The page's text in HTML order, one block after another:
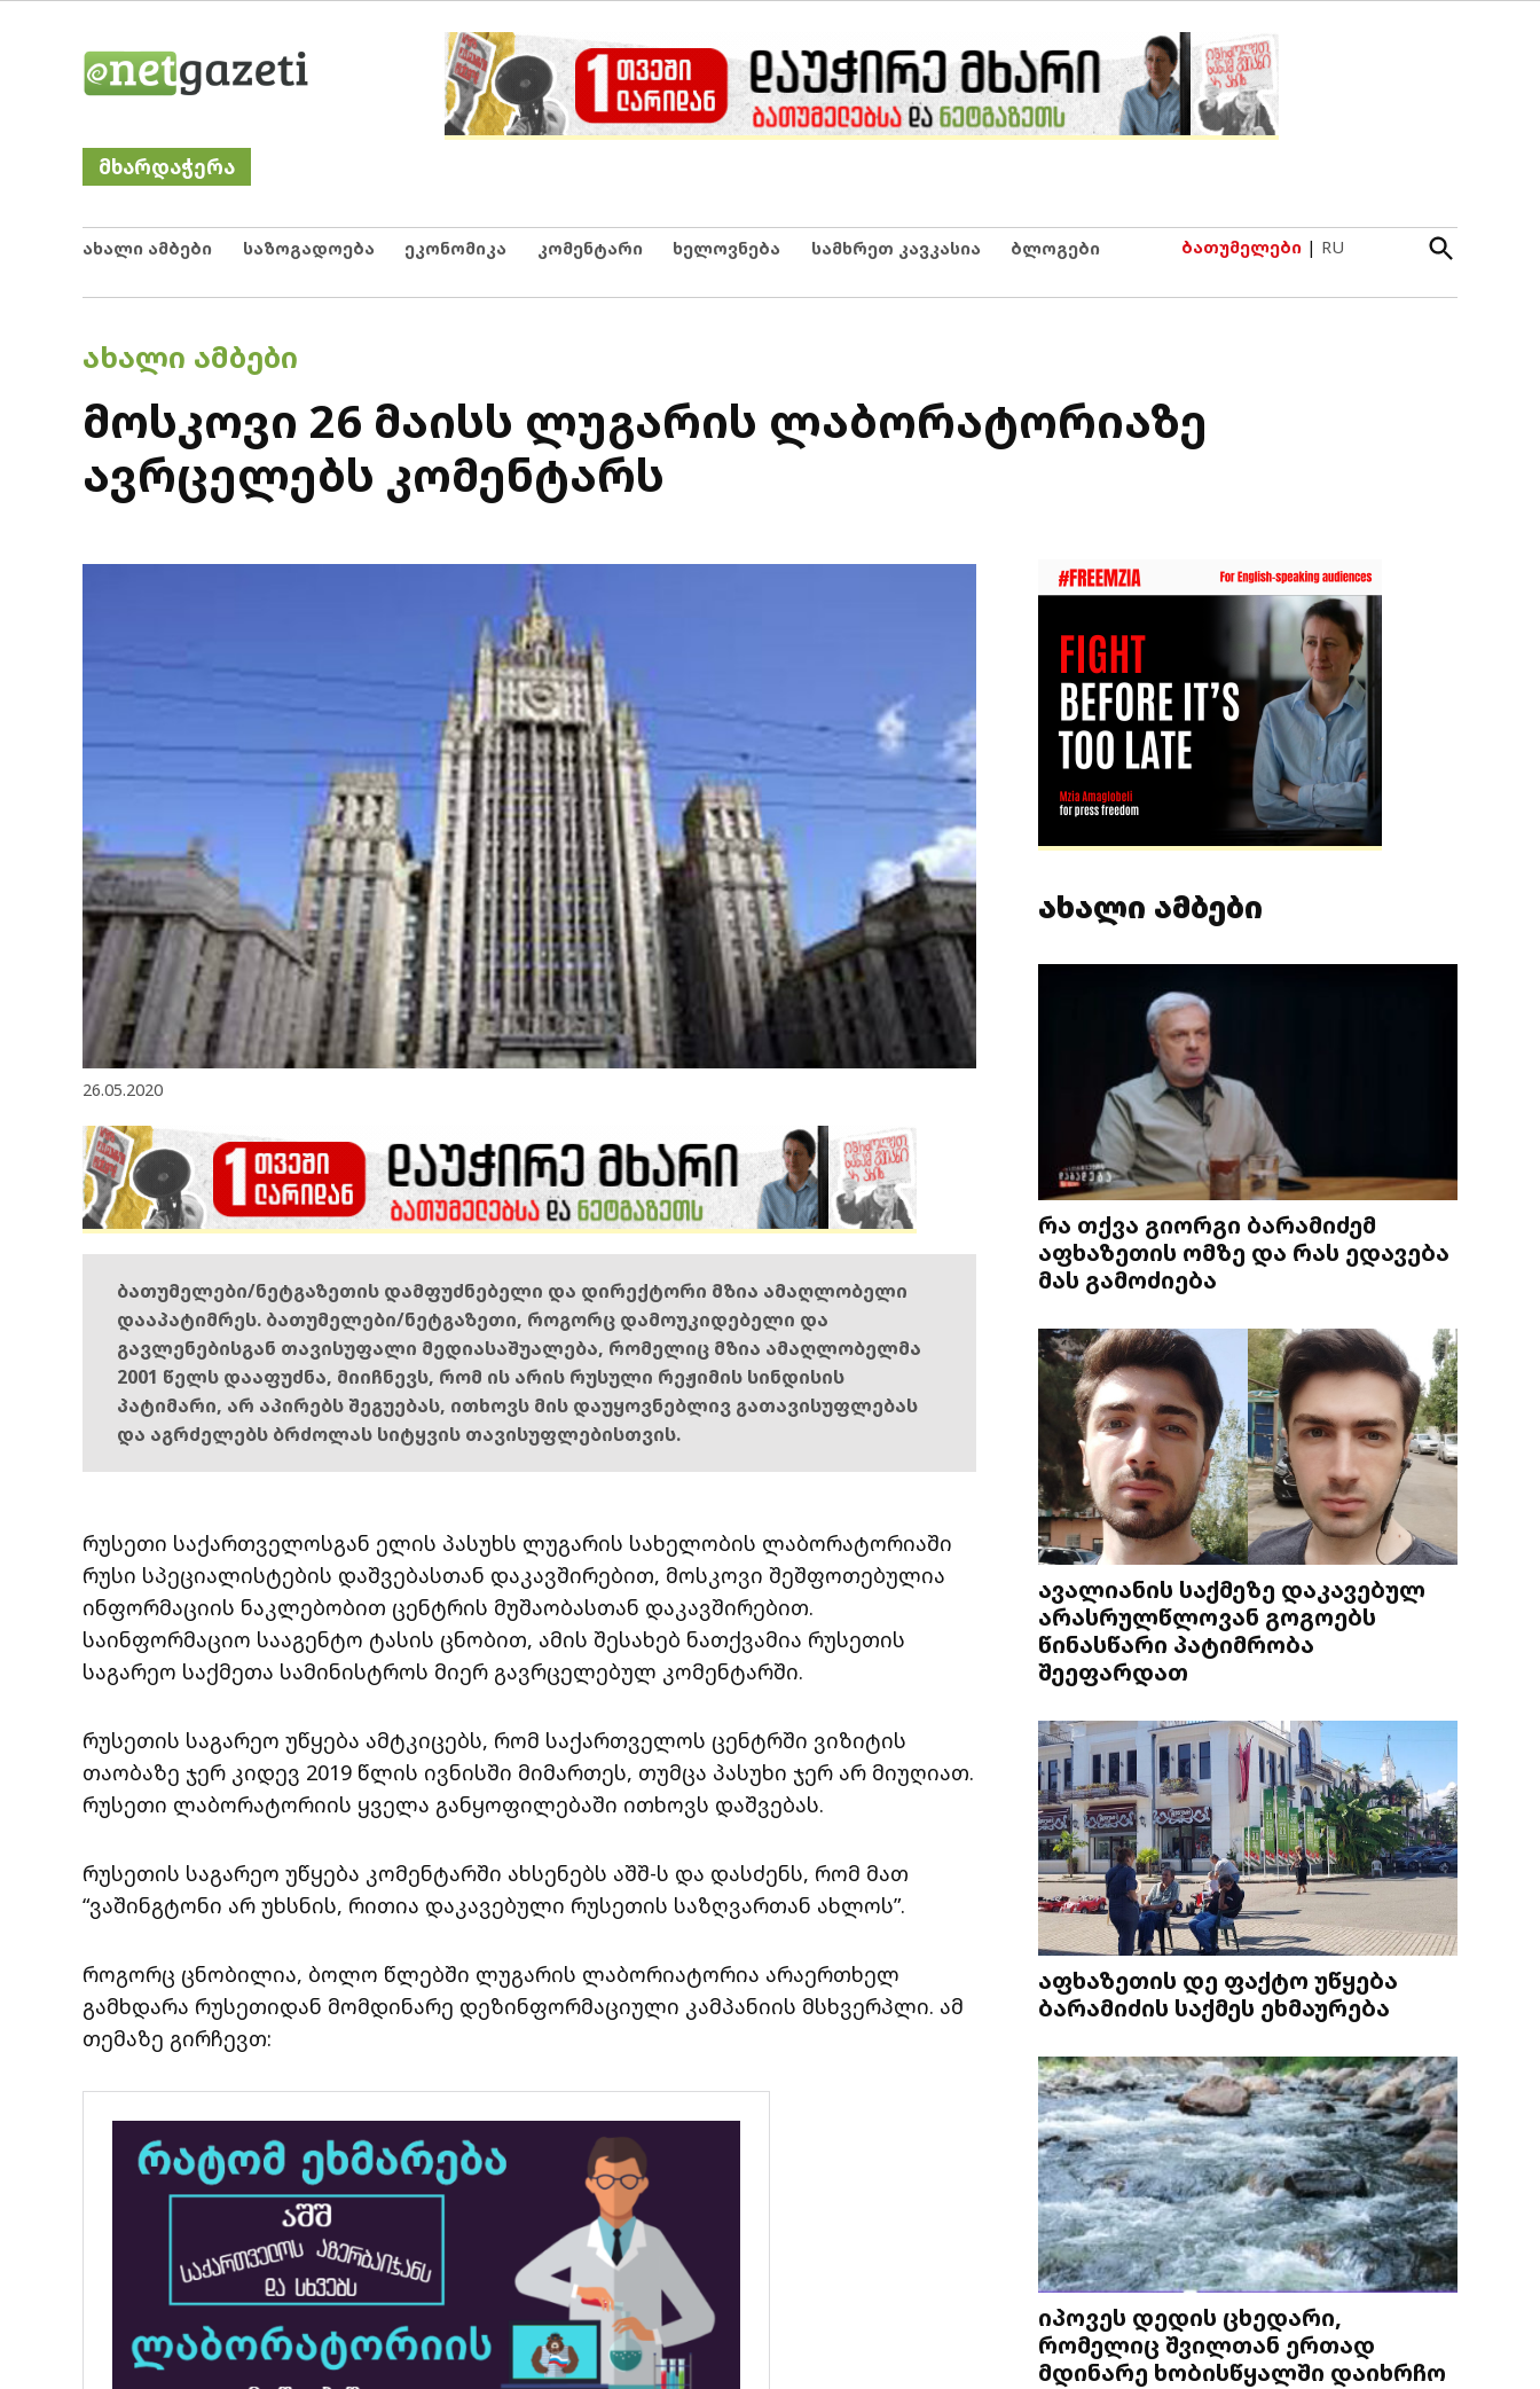
Netgazeti
მხარდაჭერა
ახალი ამბები საზოგადოება ეკონომიკა კომენტარი ხელოვნება სამხრეთ კავკასია ბლოგები ბათუმელები | RU
Open
Search
POSTED
ᲐᲮᲐᲚᲘ ᲐᲛᲑᲔᲑᲘ
მოსკოვი 26 მაისს ლუგარის ლაბორატორიაზე
ავრცელებს კომენტარს
26.05.2020
ბათუმელები/ნეტგაზეთის დამფუძნებელი და დირექტორი მზია ამაღლობელი
დააპატიმრეს. ბათუმელები/ნეტგაზეთი, როგორც დამოუკიდებელი და
გავლენებისგან თავისუფალი მედიასაშუალება, რომელიც მზია ამაღლობელმა
2001 წელს დააფუძნა, მიიჩნევს, რომ ის არის რუსული რეჟიმის სინდისის
პატიმარი, არ აპირებს შეგუებას, ითხოვს მის დაუყოვნებლივ გათავისუფლებას
და აგრძელებს ბრძოლას სიტყვის თავისუფლებისთვის.
რუსეთი საქართველოსგან ელის პასუხს ლუგარის სახელობის ლაბორატორიაში
რუსი სპეციალისტების დაშვებასთან დაკავშირებით, მოსკოვი შეშფოთებულია
ინფორმაციის ნაკლებობით ცენტრის მუშაობასთან დაკავშირებით.
საინფორმაციო სააგენტო ტასის ცნობით, ამის შესახებ ნათქვამია რუსეთის
საგარეო საქმეთა სამინისტროს მიერ გავრცელებულ კომენტარში.
რუსეთის საგარეო უწყება ამტკიცებს, რომ საქართველოს ცენტრში ვიზიტის
თაობაზე ჯერ კიდევ 2019 წლის ივნისში მიმართეს, თუმცა პასუხი ჯერ არ მიუღიათ.
რუსეთი ლაბორატორიის ყველა განყოფილებაში ითხოვს დაშვებას.
რუსეთის საგარეო უწყება კომენტარში ახსენებს აშშ-ს და დასძენს, რომ მათ
“ვაშინგტონი არ უხსნის, რითია დაკავებული რუსეთის საზღვართან ახლოს”.
როგორც ცნობილია, ბოლო წლებში ლუგარის ლაბორიატორია არაერთხელ
გამხდარა რუსეთიდან მომდინარე დეზინფორმაციული კამპანიის მსხვერპლი. ამ
თემაზე გირჩევთ:
ახალი ამბები
რა თქვა გიორგი ბარამიძემ
აფხაზეთის ომზე და რას ედავება
მას გამოძიება
ავალიანის საქმეზე დაკავებულ
არასრულწლოვან გოგოებს
წინასწარი პატიმრობა
შეეფარდათ
აფხაზეთის დე ფაქტო უწყება
ბარამიძის საქმეს ეხმაურება
იპოვეს დედის ცხედარი,
რომელიც შვილთან ერთად
მდინარე ხობისწყალში დაიხრჩო